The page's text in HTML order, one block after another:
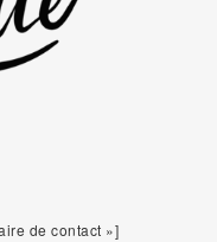
de contact »]